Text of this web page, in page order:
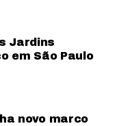
Jardins
em São Paulo
novo marco